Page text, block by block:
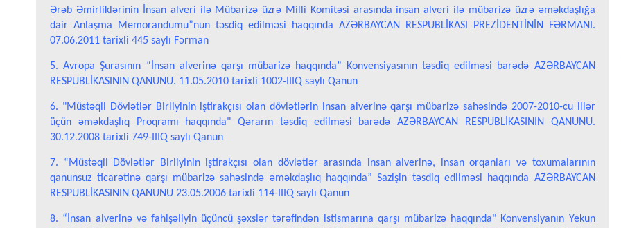
Ərəb Əmirliklərinin İnsan alveri ilə Mübarizə üzrə Milli Komitəsi arasında insan alveri ilə mübarizə üzrə əməkdaşlığa
dair Anlaşma Memorandumu”nun təsdiq edilməsi haqqında AZƏRBAYCAN RESPUBLİKASI PREZİDENTİNİN FƏRMANI.
07.06.2011 tarixli 445 saylı Fərman
5. Avropa Şurasının “İnsan alverinə qarşı mübarizə haqqında” Konvensiyasının təsdiq edilməsi barədə AZƏRBAYCAN
RESPUBLİKASININ QANUNU. 11.05.2010 tarixli 1002-IIIQ saylı Qanun
6. "Müstəqil Dövlətlər Birliyinin iştirakçısı olan dövlətlərin insan alverinə qarşı mübarizə sahəsində 2007-2010-cu illər
üçün əməkdaşlıq Proqramı haqqında" Qərarın təsdiq edilməsi barədə AZƏRBAYCAN RESPUBLİKASININ QANUNU.
30.12.2008 tarixli 749-IIIQ saylı Qanun
7. “Müstəqil Dövlətlər Birliyinin iştirakçısı olan dövlətlər arasında insan alverinə, insan orqanları və toxumalarının
qanunsuz ticarətinə qarşı mübarizə sahəsində əməkdaşlıq haqqında” Sazişin təsdiq edilməsi haqqında AZƏRBAYCAN
RESPUBLİKASININ QANUNU 23.05.2006 tarixli 114-IIIQ saylı Qanun
8. “İnsan alverinə və fahişəliyin üçüncü şəxslər tərəfindən istismarına qarşı mübarizə haqqında" Konvensiyanın Yekun